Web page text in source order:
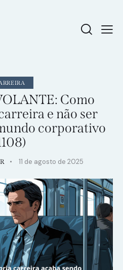
Como
e não ser
corporativo
11 de agosto de 2025